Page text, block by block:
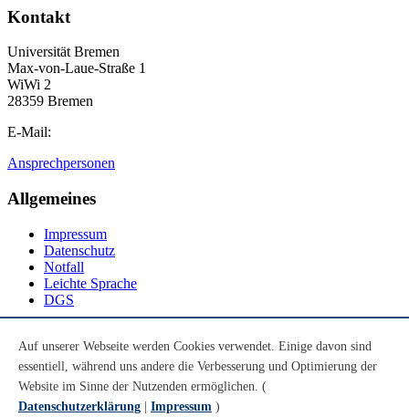
Kontakt
Universität Bremen
Max-von-Laue-Straße 1
WiWi 2
28359 Bremen
E-Mail:
Ansprechpersonen
Allgemeines
Impressum
Datenschutz
Notfall
Leichte Sprache
DGS
Youtube
Instagram
LinkedIn
Auf unserer Webseite werden Cookies verwendet. Einige davon sind
essentiell, während uns andere die Verbesserung und Optimierung der
Website im Sinne der Nutzenden ermöglichen. (
Datenschutzerklärung
Impressum )